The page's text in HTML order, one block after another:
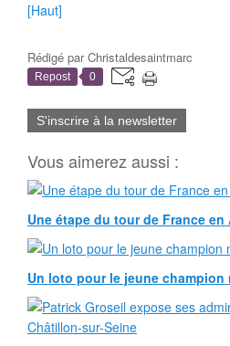
[Haut]
Rédigé parChristaldesaintmarc
Repost 0
S'inscrire à la newsletter
Vous aimerez aussi :
Une étape du tour de France
Un loto pour le jeune